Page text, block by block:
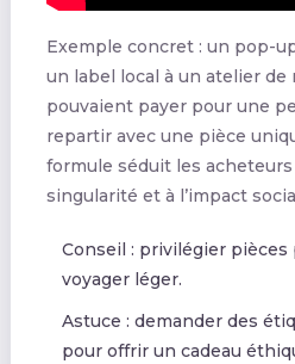
Exemple concret : un pop-
un label local à un atelier
pouvaient payer pour une
repartir avec une pièce
formule séduit les
singularité et à l’impact
Conseil : privilégier
voyager léger.
Astuce : demander des
pour offrir un cadeau